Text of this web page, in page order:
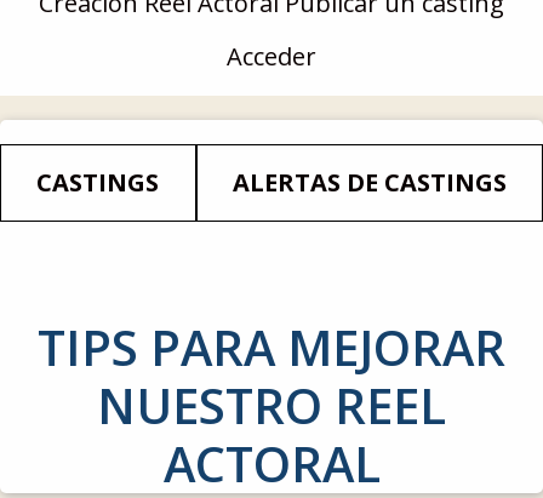
profesionales
Acceder
CASTINGS ALERTAS DE CASTINGS
TIPS PARA MEJORAR
NUESTRO REEL
ACTORAL